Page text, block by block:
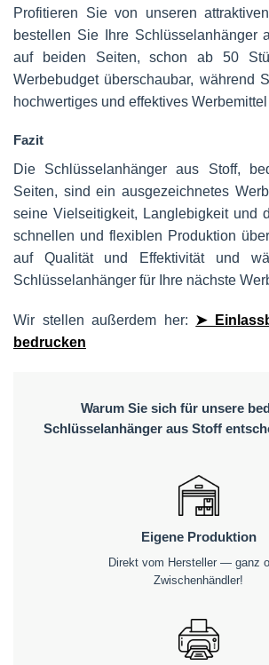
Profitieren Sie von unseren
bestellen Sie Ihre Schlüsselanhänger
auf beiden Seiten, schon ab 50
Werbebudget überschaubar, während
hochwertiges und effektives
Fazit
Die Schlüsselanhänger aus Stoff,
Seiten, sind ein ausgezeichnetes
seine Vielseitigkeit, Langlebigkeit und
schnellen und flexiblen Produktion
auf Qualität und Effektivität und
Schlüsselanhänger für Ihre nächste
Wir stellen außerdem her: ➤
bedrucken
Warum Sie sich für unsere
Schlüsselanhänger aus Stoff
Eigene Produktion
Direkt vom Hersteller — ganz
Zwischenhändler!